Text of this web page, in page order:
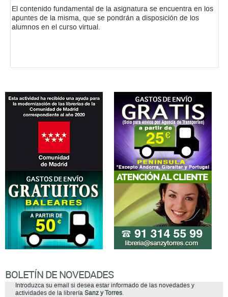
El contenido fundamental de la asignatura se encuentra en los
apuntes de la misma, que se pondrán a disposición de los
alumnos en el curso virtual.
BOLETÍN DE NOVEDADES
Introduzca su email si desea estar informado de las novedades y
actividades de la librería Sanz y Torres.